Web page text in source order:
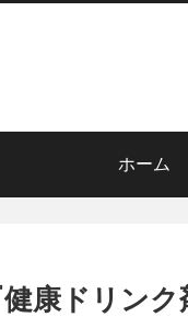
ホーム
康ドリンク